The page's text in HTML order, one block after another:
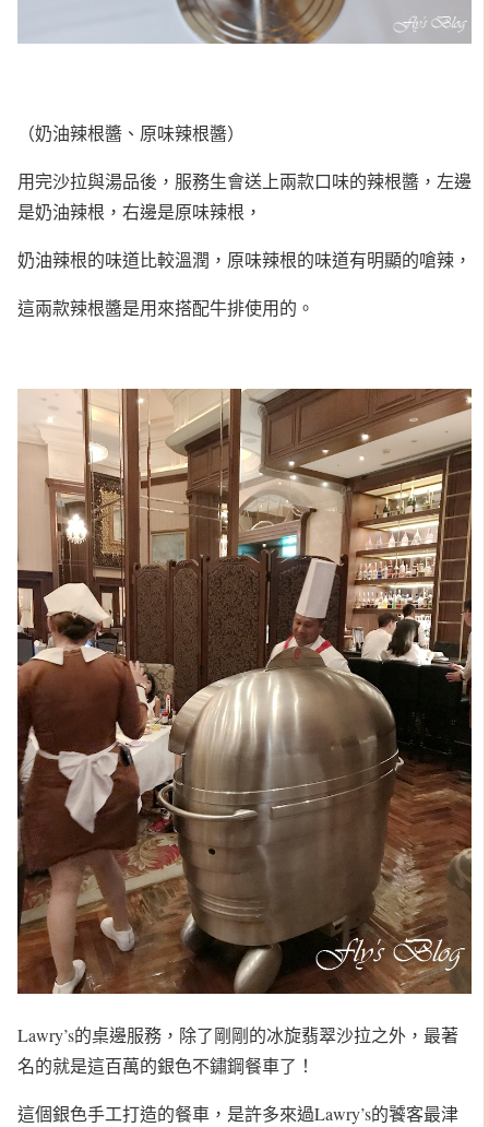
（奶油辣根醬、原味辣根醬）
用完沙拉與湯品後，服務生會送上兩款口味的辣根醬，左邊
是奶油辣根，右邊是原味辣根，
奶油辣根的味道比較溫潤，原味辣根的味道有明顯的嗆辣，
這兩款辣根醬是用來搭配牛排使用的。
Lawry’s的桌邊服務，除了剛剛的冰旋翡翠沙拉之外，最著
名的就是這百萬的銀色不鏽鋼餐車了！
這個銀色手工打造的餐車，是許多來過Lawry’s的饕客最津